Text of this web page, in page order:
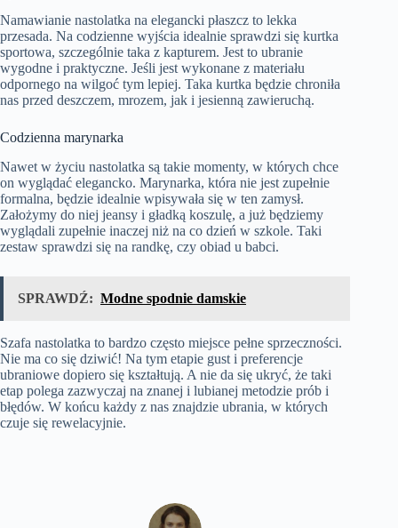
Namawianie nastolatka na elegancki płaszcz to lekka
przesada. Na codzienne wyjścia idealnie sprawdzi się kurtka
sportowa, szczególnie taka z kapturem. Jest to ubranie
wygodne i praktyczne. Jeśli jest wykonane z materiału
odpornego na wilgoć tym lepiej. Taka kurtka będzie chroniła
nas przed deszczem, mrozem, jak i jesienną zawieruchą.
Codzienna marynarka
Nawet w życiu nastolatka są takie momenty, w których chce
on wyglądać elegancko. Marynarka, która nie jest zupełnie
formalna, będzie idealnie wpisywała się w ten zamysł.
Założymy do niej jeansy i gładką koszulę, a już będziemy
wyglądali zupełnie inaczej niż na co dzień w szkole. Taki
zestaw sprawdzi się na randkę, czy obiad u babci.
SPRAWDŹ: Modne spodnie damskie
Szafa nastolatka to bardzo często miejsce pełne sprzeczności.
Nie ma co się dziwić! Na tym etapie gust i preferencje
ubraniowe dopiero się kształtują. A nie da się ukryć, że taki
etap polega zazwyczaj na znanej i lubianej metodzie prób i
błędów. W końcu każdy z nas znajdzie ubrania, w których
czuje się rewelacyjnie.